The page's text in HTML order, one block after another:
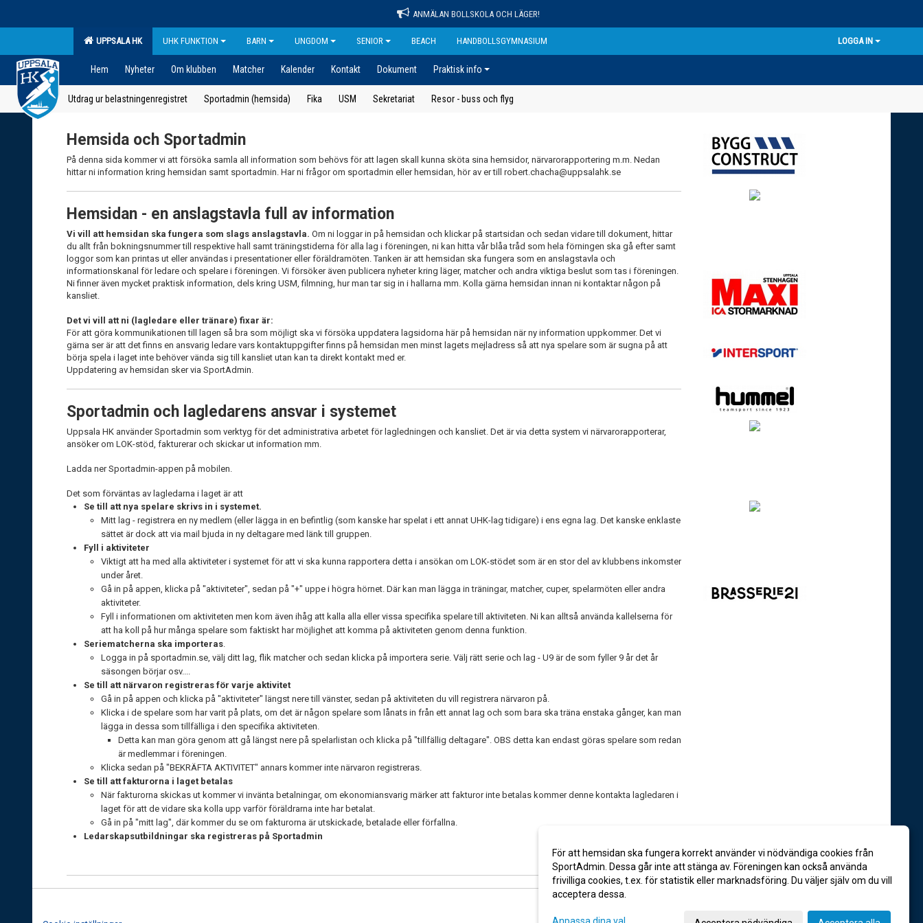
ANMÄLAN BOLLSKOLA OCH LÄGER!
UPPSALA HK UHK FUNKTION BARN UNGDOM SENIOR BEACH HANDBOLLSGYMNASIUM LOGGA IN
Hem Nyheter Om klubben Matcher Kalender Kontakt Dokument Praktisk info
Utdrag ur belastningenregistret Sportadmin (hemsida) Fika USM Sekretariat Resor - buss och flyg
Hemsida och Sportadmin
På denna sida kommer vi att försöka samla all information som behövs för att lagen skall kunna sköta sina hemsidor, närvarorapportering m.m. Nedan
hittar ni information kring hemsidan samt sportadmin. Har ni frågor om sportadmin eller hemsidan, hör av er till robert.chacha@uppsalahk.se
Hemsidan - en anslagstavla full av information
Vi vill att hemsidan ska fungera som slags anslagstavla. Om ni loggar in på hemsidan och klickar på startsidan och sedan vidare till dokument, hittar
du allt från bokningsnummer till respektive hall samt träningstiderna för alla lag i föreningen, ni kan hitta vår blåa tråd som hela förningen ska gå efter samt
loggor som kan printas ut eller användas i presentationer eller föräldramöten. Tanken är att hemsidan ska fungera som en anslagstavla och
informationskanal för ledare och spelare i föreningen. Vi försöker även publicera nyheter kring läger, matcher och andra viktiga beslut som tas i föreningen.
Ni finner även mycket praktisk information, dels kring USM, filmning, hur man tar sig in i hallarna mm. Kolla gärna hemsidan innan ni kontaktar någon på
kansliet.
Det vi vill att ni (lagledare eller tränare) fixar är:
För att göra kommunikationen till lagen så bra som möjligt ska vi försöka uppdatera lagsidorna här på hemsidan när ny information uppkommer. Det vi
gärna ser är att det finns en ansvarig ledare vars kontaktuppgifter finns på hemsidan men minst lagets mejladress så att nya spelare som är sugna på att
börja spela i laget inte behöver vända sig till kansliet utan kan ta direkt kontakt med er.
Uppdatering av hemsidan sker via SportAdmin.
Sportadmin och lagledarens ansvar i systemet
Uppsala HK använder Sportadmin som verktyg för det administrativa arbetet för lagledningen och kansliet. Det är via detta system vi närvarorapporterar,
ansöker om LOK-stöd, fakturerar och skickar ut information mm.
Ladda ner Sportadmin-appen på mobilen.
Det som förväntas av lagledarna i laget är att
Se till att nya spelare skrivs in i systemet.
Mitt lag - registrera en ny medlem (eller lägga in en befintlig (som kanske har spelat i ett annat UHK-lag tidigare) i ens egna lag. Det kanske enklaste
sättet är dock att via mail bjuda in ny deltagare med länk till gruppen.
Fyll i aktiviteter
Viktigt att ha med alla aktiviteter i systemet för att vi ska kunna rapportera detta i ansökan om LOK-stödet som är en stor del av klubbens inkomster
under året.
Gå in på appen, klicka på "aktiviteter", sedan på "+" uppe i högra hörnet. Där kan man lägga in träningar, matcher, cuper, spelarmöten eller andra
aktiviteter.
Fyll i informationen om aktiviteten men kom även ihåg att kalla alla eller vissa specifika spelare till aktiviteten. Ni kan alltså använda kallelserna för
att ha koll på hur många spelare som faktiskt har möjlighet att komma på aktiviteten genom denna funktion.
Seriematcherna ska importeras.
Logga in på sportadmin.se, välj ditt lag, flik matcher och sedan klicka på importera serie. Välj rätt serie och lag - U9 är de som fyller 9 år det år
säsongen börjar osv....
Se till att närvaron registreras för varje aktivitet
Gå in på appen och klicka på "aktiviteter" längst nere till vänster, sedan på aktiviteten du vill registrera närvaron på.
Klicka i de spelare som har varit på plats, om det är någon spelare som lånats in från ett annat lag och som bara ska träna enstaka gånger, kan man
lägga in dessa som tillfälliga i den specifika aktiviteten.
Detta kan man göra genom att gå längst nere på spelarlistan och klicka på "tillfällig deltagare". OBS detta kan endast göras spelare som redan
är medlemmar i föreningen.
Klicka sedan på "BEKRÄFTA AKTIVITET" annars kommer inte närvaron registreras.
Se till att fakturorna i laget betalas
När fakturorna skickas ut kommer vi invänta betalningar, om ekonomiansvarig märker att fakturor inte betalas kommer denne kontakta lagledaren i
laget för att de vidare ska kolla upp varför föräldrarna inte har betalat.
Gå in på "mitt lag", där kommer du se om fakturorna är utskickade, betalade eller förfallna.
Ledarskapsutbildningar ska registreras på Sportadmin
För att hemsidan ska fungera korrekt använder vi nödvändiga cookies från
SportAdmin. Dessa går inte att stänga av. Föreningen kan också använda
frivilliga cookies, t.ex. för statistik eller marknadsföring. Du väljer själv om du vill
acceptera dessa.
Anpassa dina val